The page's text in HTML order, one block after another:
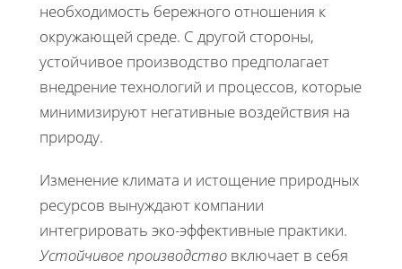
необходимость бережного отношения к
окружающей среде. С другой стороны,
устойчивое производство предполагает
внедрение технологий и процессов, которые
минимизируют негативные воздействия на
природу.
Изменение климата и истощение природных
ресурсов вынуждают компании
интегрировать эко-эффективные практики.
Устойчивое производство включает в себя